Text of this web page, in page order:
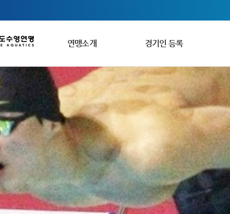
연맹소개 경기인 등록